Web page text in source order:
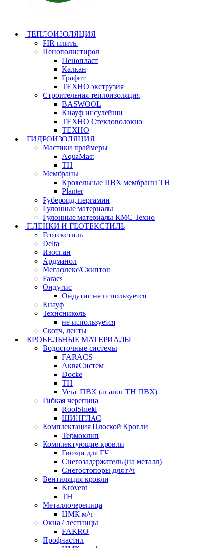
ТЕПЛОИЗОЛЯЦИЯ
PIR плиты
Пенополистирол
Пенопласт
Калкан
Графит
ТЕХНО экструзия
Строительная теплоизоляция
BASWOOL
Кнауф инсулейшн
ТЕХНО Стекловолокно
ТЕХНО
ГИДРОИЗОЛЯЦИЯ
Мастики праймеры
AquaMast
ТН
Мембраны
Кровельные ПВХ мембраны ТН
Planter
Рубероид, пергамин
Рулонные материалы
Рулонные материалы КМС Техно
ПЛЕНКИ И ГЕОТЕКСТИЛЬ
Геотекстиль
Delta
Изоспан
Ардманол
Мегафлекс/Скиптон
Faracs
Ондутис
Ондутис не используется
Кнауф
Технониколь
не используется
Скотч, ленты
КРОВЕЛЬНЫЕ МАТЕРИАЛЫ
Водосточные системы
FARACS
АкваСистем
Docke
ТН
Verat ПВХ (аналог ТН ПВХ)
Гибкая черепица
RoofShield
ШИНГЛАС
Комплектация Плоской Кровли
Термоклип
Комплектующие кровли
Гвозди для ГЧ
Снегозадержатель (на металл)
Снегостопоры для г/ч
Вентиляция кровли
Krovent
ТН
Металлочерепица
ЦМК м/ч
Окна / лестницы
FAKRO
Профнастил